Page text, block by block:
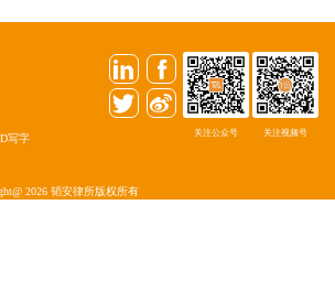
写字
关注视频号
关注公众号
2026 韬安律所版权所有